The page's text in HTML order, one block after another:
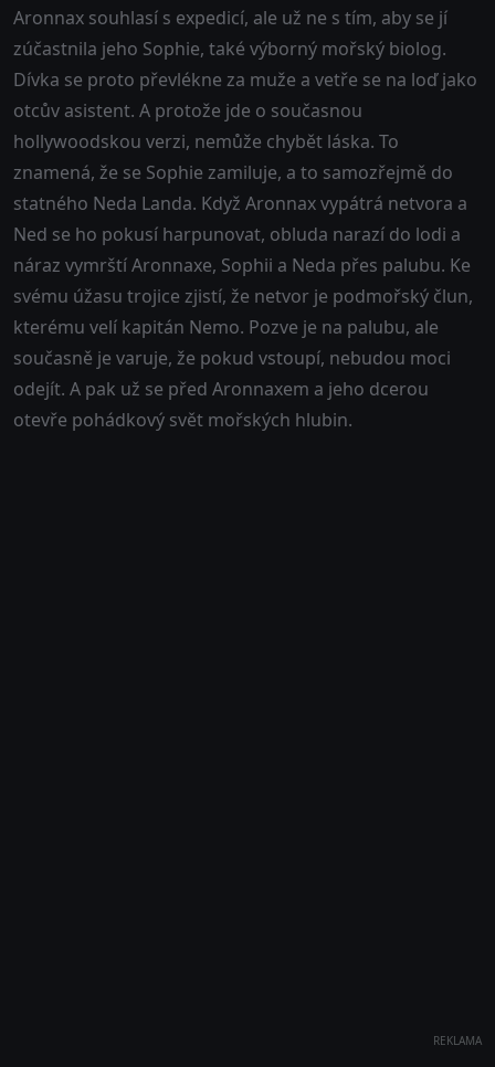
Aronnax souhlasí s expedicí, ale už ne s tím, aby se jí
zúčastnila jeho Sophie, také výborný mořský biolog.
Dívka se proto převlékne za muže a vetře se na loď jako
otcův asistent. A protože jde o současnou
hollywoodskou verzi, nemůže chybět láska. To
znamená, že se Sophie zamiluje, a to samozřejmě do
statného Neda Landa. Když Aronnax vypátrá netvora a
Ned se ho pokusí harpunovat, obluda narazí do lodi a
náraz vymrští Aronnaxe, Sophii a Neda přes palubu. Ke
svému úžasu trojice zjistí, že netvor je podmořský člun,
kterému velí kapitán Nemo. Pozve je na palubu, ale
současně je varuje, že pokud vstoupí, nebudou moci
odejít. A pak už se před Aronnaxem a jeho dcerou
otevře pohádkový svět mořských hlubin.
REKLAMA